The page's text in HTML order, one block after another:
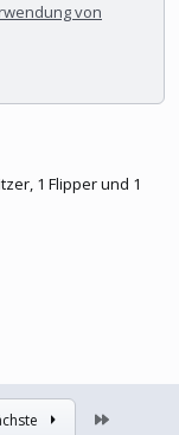
von
1 Flipper und 1